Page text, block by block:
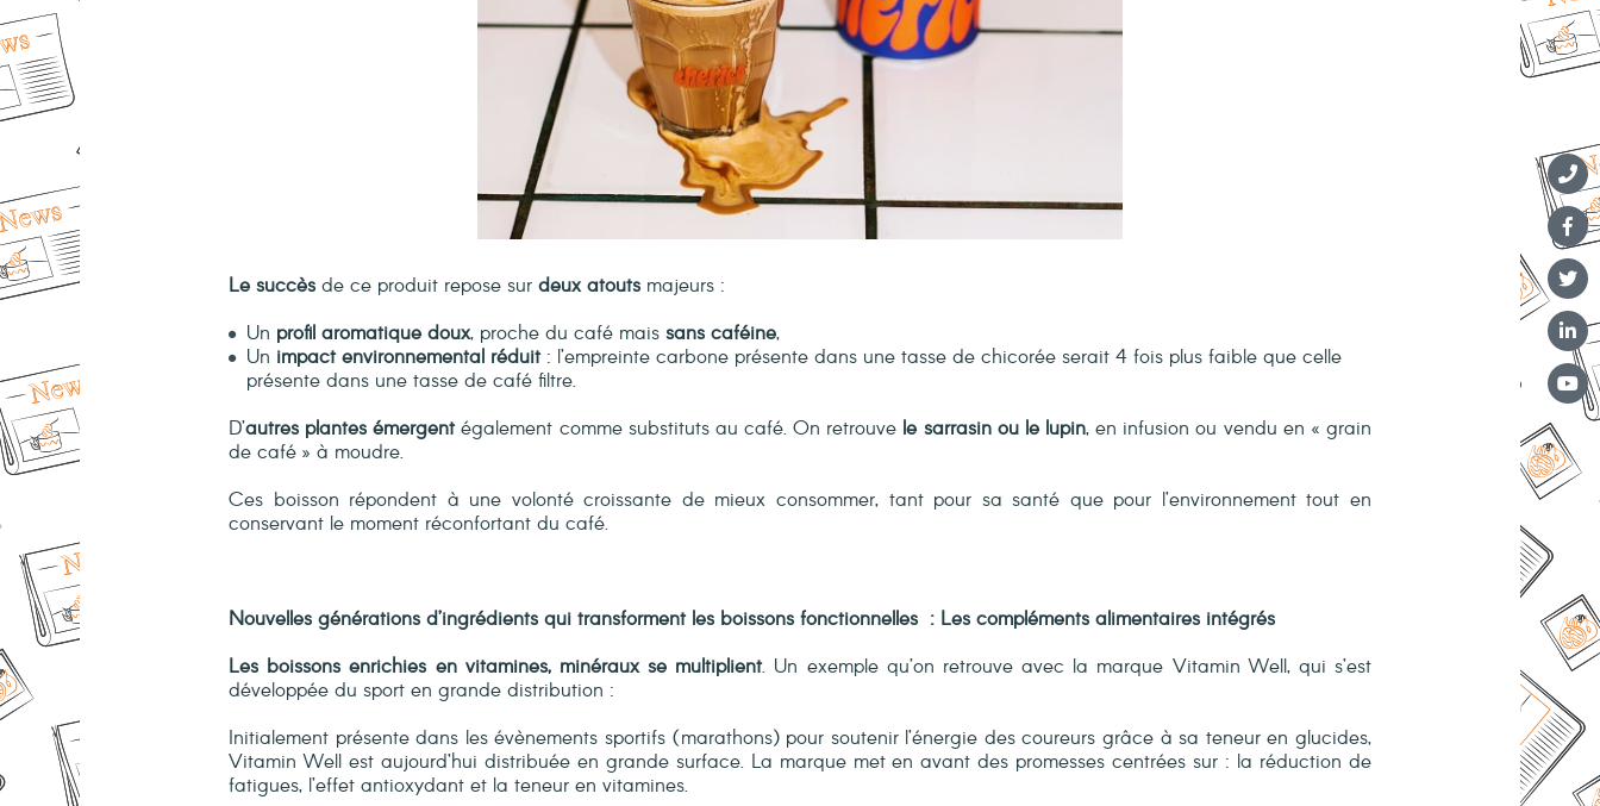
Le succès de ce produit repose sur deux atouts majeurs :
Un profil aromatique doux, proche du café mais sans caféine,
Un impact environnemental réduit: l’empreinte carbone présente dans une tasse de chicorée serait 4 fois plus faible que celle
présente dans une tasse de café filtre.
D’autres plantes émergentégalement comme substituts au café. On retrouve le sarrasin ou le lupin, en infusion ou vendu en « grain
de café » à moudre.
Ces boisson répondent à une volonté croissante de mieux consommer, tant pour sa santé que pour l’environnement tout en
conservant le moment réconfortant du café.
Nouvelles générations d’ingrédients qui transforment les boissons fonctionnelles : Les compléments alimentaires intégrés
Les boissons enrichies en vitamines, minéraux se multiplient. Un exemple qu’on retrouve avec la marque Vitamin Well, qui s’est
développée du sport en grande distribution :
Initialement présente dans les évènements sportifs (marathons) pour soutenir l’énergie des coureurs grâce à sa teneur en glucides,
Vitamin Well est aujourd’hui distribuée en grande surface. La marque met en avant des promesses centrées sur : la réduction de
fatigues, l’effet antioxydant et la teneur en vitamines.